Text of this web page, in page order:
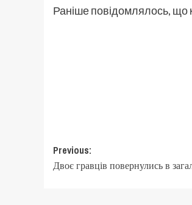
Раніше повідомлялось, що
Post
navigation
Previous:
Двоє гравців повернулись в